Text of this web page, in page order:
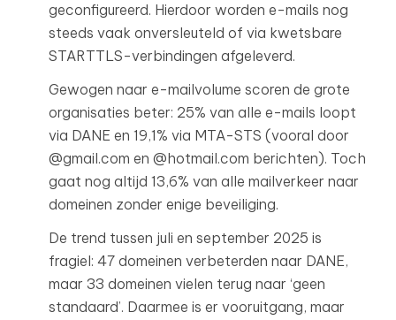
geconfigureerd. Hierdoor worden e-mails nog
steeds vaak onversleuteld of via kwetsbare
STARTTLS-verbindingen afgeleverd.
Gewogen naar e-mailvolume scoren de grote
organisaties beter: 25% van alle e-mails loopt
via DANE en 19,1% via MTA-STS (vooral door
@gmail.com en @hotmail.com berichten). Toch
gaat nog altijd 13,6% van alle mailverkeer naar
domeinen zonder enige beveiliging.
De trend tussen juli en september 2025 is
fragiel: 47 domeinen verbeterden naar DANE,
maar 33 domeinen vielen terug naar ‘geen
standaard’. Daarmee is er vooruitgang, maar